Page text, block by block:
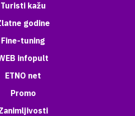
Turisti kažu
godine
Fine-tuning
infopult
ETNO net
Promo